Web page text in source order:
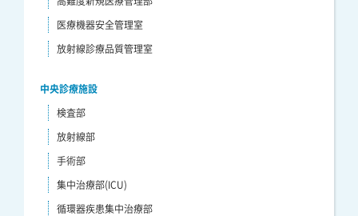
医療機器安全管理室
放射線診療品質管理室
中央診療施設
検査部
放射線部
手術部
集中治療部(ICU)
循環器疾患集中治療部